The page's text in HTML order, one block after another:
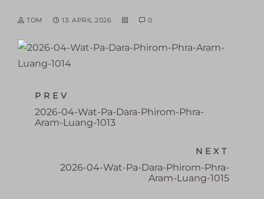
TOM 13. APRIL 2026 0
PREV
2026-04-Wat-Pa-Dara-Phirom-Phra-
Aram-Luang-1013
NEXT
2026-04-Wat-Pa-Dara-Phirom-Phra-
Aram-Luang-1015